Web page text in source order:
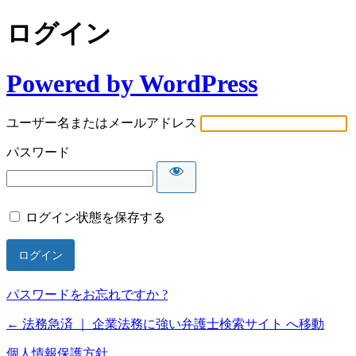
ログイン
Powered by WordPress
ユーザー名またはメールアドレス
パスワード
ログイン状態を保存する
パスワードをお忘れですか ?
← 法務急済 ｜ 企業法務に強い弁護士検索サイト へ移動